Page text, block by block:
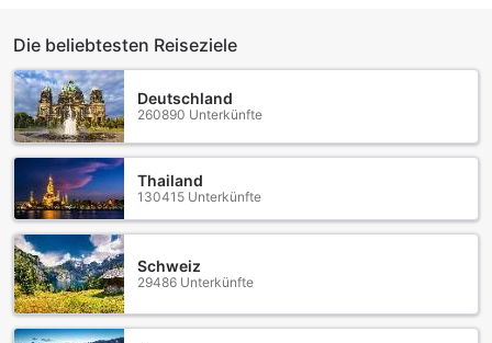
Die beliebtesten Reiseziele
Deutschland
260890 Unterkünfte
Thailand
130415 Unterkünfte
Schweiz
29486 Unterkünfte